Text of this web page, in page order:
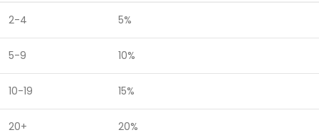
2-4 5%
5-9 10%
10-19 15%
20+ 20%